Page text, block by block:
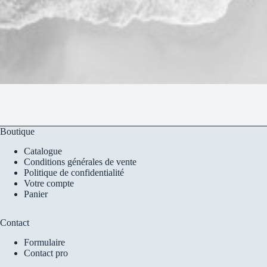
Boutique
Catalogue
Conditions générales de vente
Politique de confidentialité
Votre compte
Panier
Contact
Formulaire
Contact pro